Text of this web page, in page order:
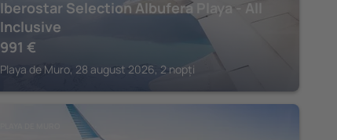
Iberostar Selection Albufera Playa - All
Inclusive
991 €
Playa de Muro, 28 august 2026, 2 nopți